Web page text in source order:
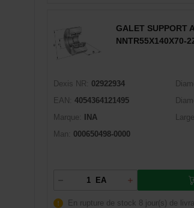
GALET SUPPORT
NNTR55X140X70-
Dexis NR:
02922934
EAN:
4054364121495
Marque:
INA
Man:
000650498-0000
EA
En rupture de stock 8 jour(s) de